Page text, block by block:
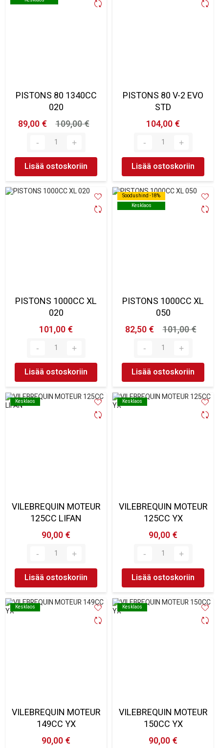
PISTONS 80 1340CC
020
89,00 €
109,00 €
Lisää ostoskoriin
PISTONS 80 V-2 EVO
STD
104,00 €
Lisää ostoskoriin
PISTONS 1000CC XL
020
101,00 €
Lisää ostoskoriin
Soodushind -18%
Kesklaos
Soodushind -18%
Kesklaos
PISTONS 1000CC XL
050
82,50 €
101,00 €
Lisää ostoskoriin
Kesklaos
Kesklaos
VILEBREQUIN MOTEUR
125CC LIFAN
90,00 €
Lisää ostoskoriin
Kesklaos
Kesklaos
VILEBREQUIN MOTEUR
125CC YX
90,00 €
Lisää ostoskoriin
Kesklaos
Kesklaos
VILEBREQUIN MOTEUR
149CC YX
90,00 €
Kesklaos
Kesklaos
VILEBREQUIN MOTEUR
150CC YX
90,00 €